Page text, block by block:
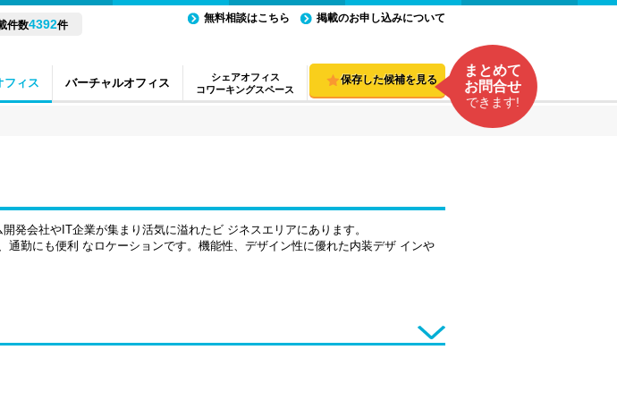
フィス バーチャルオフィス
シェアオフィス
コワーキングスペース
件数4392件
無料相談はこちら 掲載のお申し込みについて
保存した候補を見る
まとめて
お問合せ
できます!
発会社やIT企業が集まり活気に溢れたビ ジネスエリアにあります。
勤にも便利 なロケーションです。機能性、デザイン性に優れた内装デザ インや